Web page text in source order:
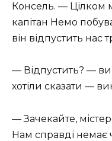
Консель. — Цілком
капітан Немо
він відпустить нас
— Відпустить? —
хотіли сказати —
— Зачекайте,
Нам справді немає